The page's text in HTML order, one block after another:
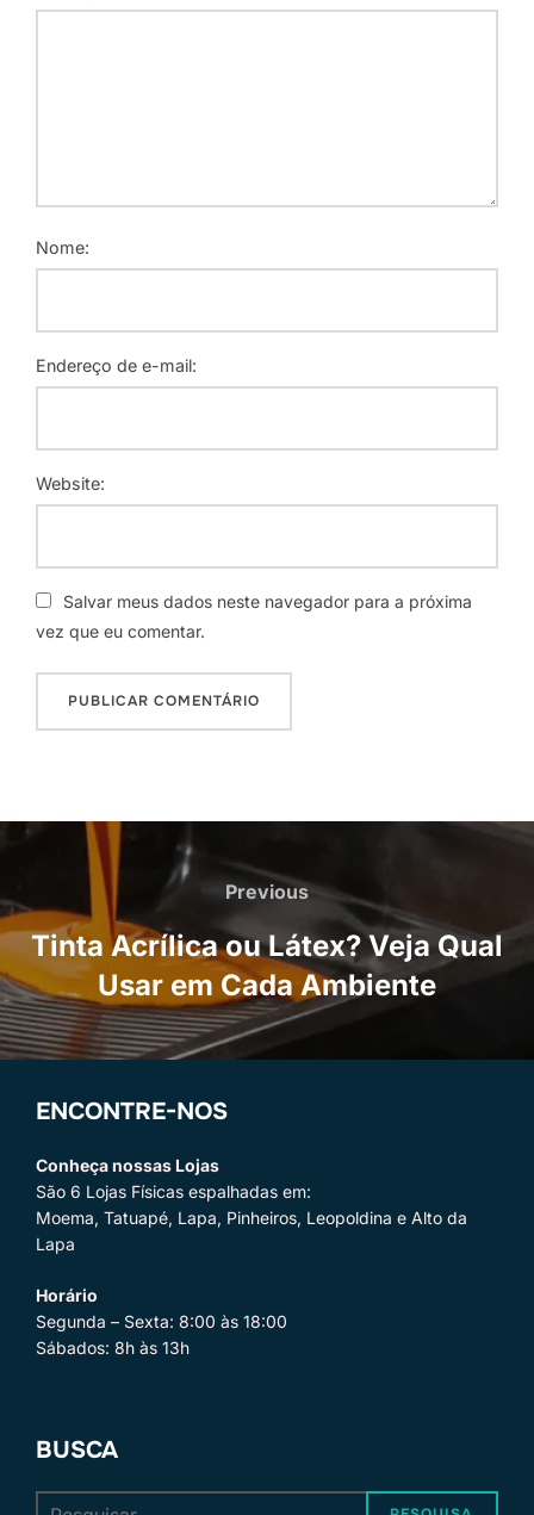
Nome:
Endereço de e-mail:
Website:
Salvar meus dados neste navegador para a próxima
vez que eu comentar.
Navegação
de
Post
Previous
Previous
Tinta Acrílica ou Látex? Veja Qual
Usar em Cada Ambiente
ENCONTRE-NOS
Conheça nossas Lojas
São 6 Lojas Físicas espalhadas em:
Moema, Tatuapé, Lapa, Pinheiros, Leopoldina e Alto da
Lapa
Horário
Segunda – Sexta: 8:00 às 18:00
Sábados: 8h às 13h
BUSCA